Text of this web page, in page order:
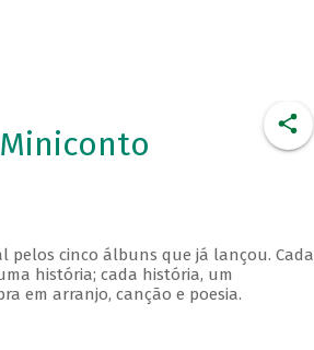
pelos cinco álbuns que já lançou. Cada
história; cada história, um
em arranjo, canção e poesia.